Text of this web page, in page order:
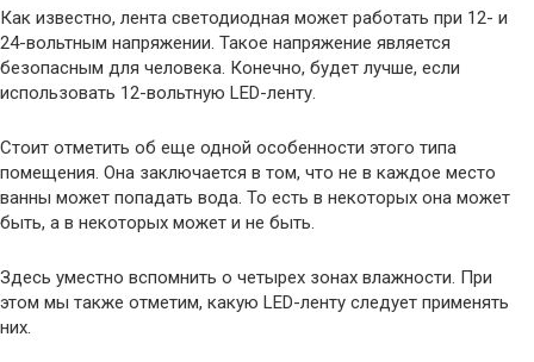
Как известно, лента светодиодная может работать при 12- и
24-вольтным напряжении. Такое напряжение является
безопасным для человека. Конечно, будет лучше, если
использовать 12-вольтную LED-ленту.
Стоит отметить об еще одной особенности этого типа
помещения. Она заключается в том, что не в каждое место
ванны может попадать вода. То есть в некоторых она может
быть, а в некоторых может и не быть.
Здесь уместно вспомнить о четырех зонах влажности. При
этом мы также отметим, какую LED-ленту следует применять
них.